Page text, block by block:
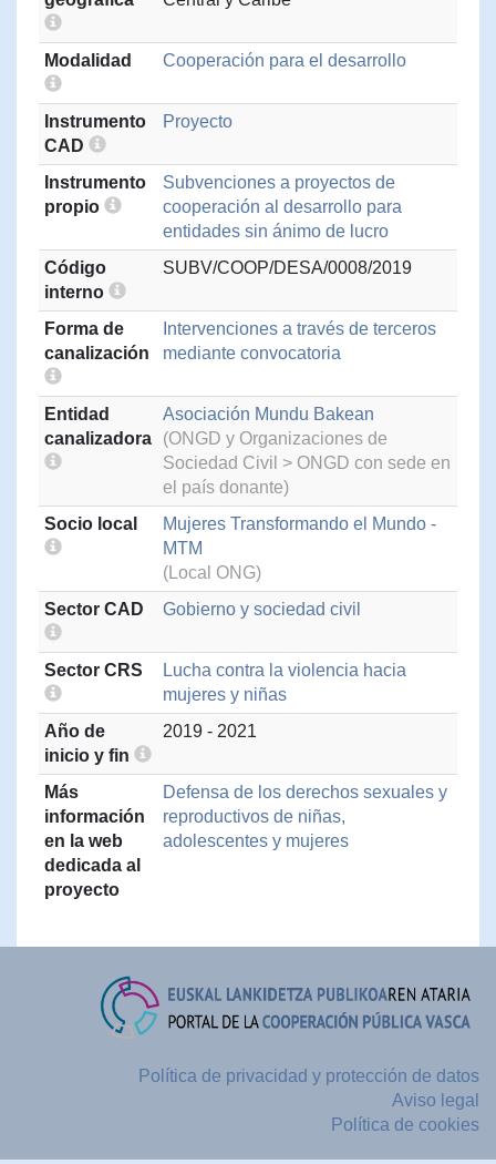
Modalidad Cooperación para el desarrollo
Instrumento
CAD
Proyecto
Instrumento
propio
Subvenciones a proyectos de
cooperación al desarrollo para
entidades sin ánimo de lucro
Código
interno
SUBV/COOP/DESA/0008/2019
Forma de
canalización
Intervenciones a través de terceros
mediante convocatoria
Entidad
canalizadora
Asociación Mundu Bakean
(ONGD y Organizaciones de
Sociedad Civil > ONGD con sede en
el país donante)
Socio local
Mujeres Transformando el Mundo -
MTM
(Local ONG)
Sector CAD
Gobierno y sociedad civil
Sector CRS
Lucha contra la violencia hacia
mujeres y niñas
Año de
inicio y fin
2019 - 2021
Más
información
en la web
dedicada al
proyecto
Defensa de los derechos sexuales y
reproductivos de niñas,
adolescentes y mujeres
Política de privacidad y protección de datos
Aviso legal
Política de cookies